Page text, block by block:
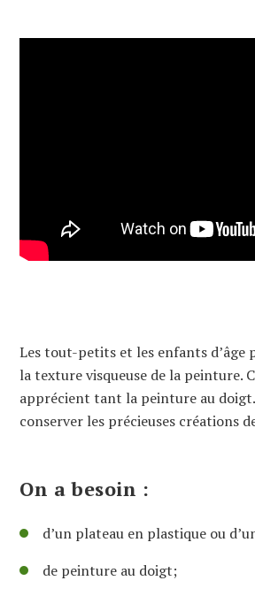
Les tout-petits et les enfants d’âge
la texture visqueuse de la peinture.
apprécient tant la peinture au
conserver les précieuses créations
On a besoin :
d’un plateau en plastique ou
de peinture au doigt;